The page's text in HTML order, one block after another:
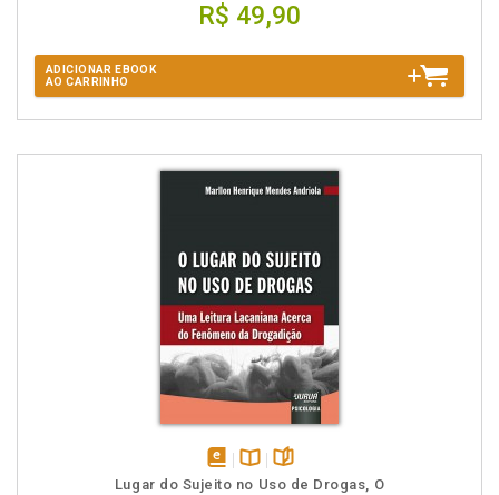
R$ 49,90
ADICIONAR EBOOK
AO CARRINHO
disponívelDisponível
páginas
Lugar do Sujeito no Uso de Drogas, O